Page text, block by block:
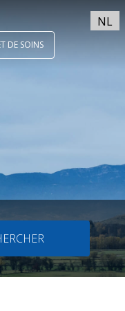
NL
DE SOINS